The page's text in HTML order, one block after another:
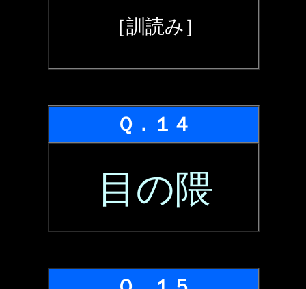
［訓読み］
Ｑ．１４
目の隈